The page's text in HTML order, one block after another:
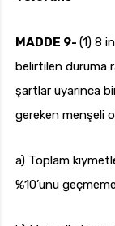
MADDE 9- (1) 8
belirtilen duruma
şartlar uyarınca
gereken menşeli
a) Toplam
%10’unu